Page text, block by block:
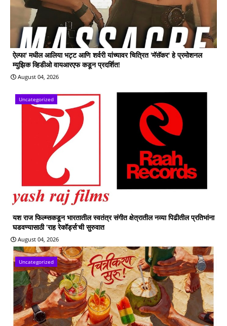
ऐल्फा' मधील आलिया भट्ट आणि शर्वरी यांच्यावर चित्रित 'मॅसॅकर' हे प्रमोशनल
म्युझिक व्हिडीओ वायआरएफ कडून प्रदर्शित!
August 04, 2026
Uncategorized
यश राज फिल्म्सकडून भारतातील स्वतंत्र संगीत क्षेत्रातील नव्या पिढीतील प्रतिभांना
घडवण्यासाठी ‘राह रेकॉर्ड्स’ची सुरुवात
August 04, 2026
Uncategorized